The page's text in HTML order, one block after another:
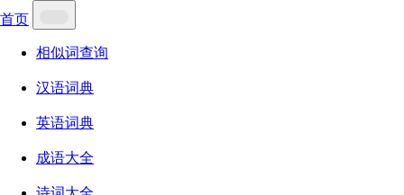
首页
相似词查询
汉语词典
英语词典
成语大全